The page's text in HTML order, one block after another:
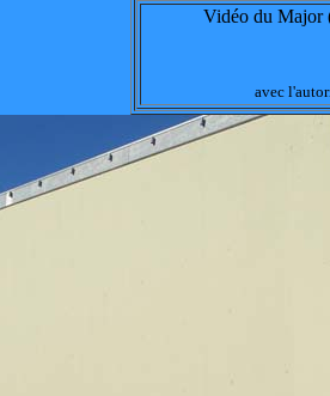
Vidéo du Major
avec